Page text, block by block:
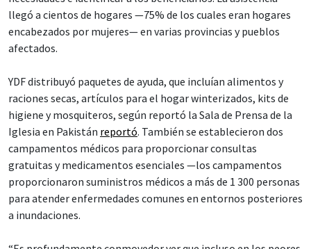
llegó a cientos de hogares —75% de los cuales eran hogares
encabezados por mujeres— en varias provincias y pueblos
afectados.
YDF distribuyó paquetes de ayuda, que incluían alimentos y
raciones secas, artículos para el hogar winterizados, kits de
higiene y mosquiteros, según reportó la Sala de Prensa de la
Iglesia en Pakistán reportó. También se establecieron dos
campamentos médicos para proporcionar consultas
gratuitas y medicamentos esenciales —los campamentos
proporcionaron suministros médicos a más de 1 300 personas
para atender enfermedades comunes en entornos posteriores
a inundaciones.